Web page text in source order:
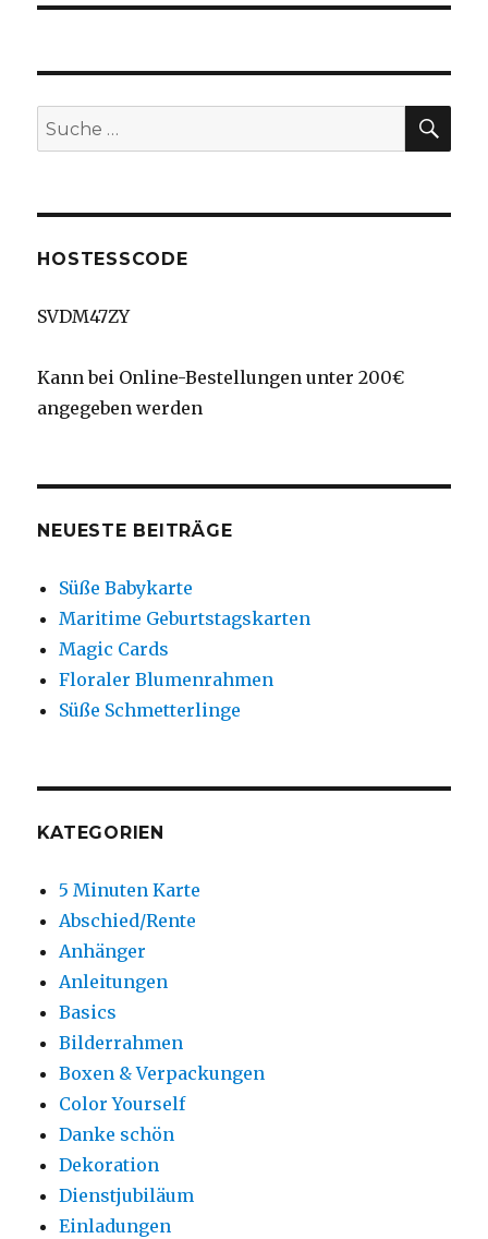
Suche
nach:
HOSTESSCODE
SVDM47ZY
Kann bei Online-Bestellungen unter 200€
angegeben werden
NEUESTE BEITRÄGE
Süße Babykarte
Maritime Geburtstagskarten
Magic Cards
Floraler Blumenrahmen
Süße Schmetterlinge
KATEGORIEN
5 Minuten Karte
Abschied/Rente
Anhänger
Anleitungen
Basics
Bilderrahmen
Boxen & Verpackungen
Color Yourself
Danke schön
Dekoration
Dienstjubiläum
Einladungen